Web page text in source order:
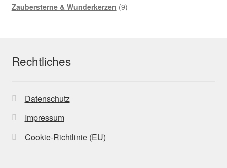
Produkte
Zaubersterne & Wunderkerzen 99
Rechtliches
Datenschutz
Impressum
Cookie-Richtlinie (EU)